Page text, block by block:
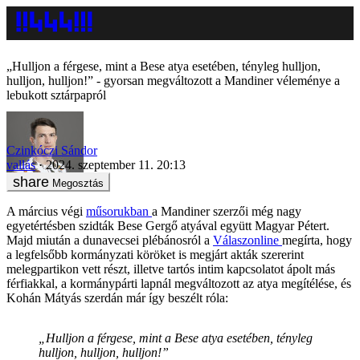
„Hulljon a férgese, mint a Bese atya esetében, tényleg hulljon,
hulljon, hulljon!” - gyorsan megváltozott a Mandiner véleménye a
lebukott sztárpapról
Czinkóczi Sándor
vallás
2024. szeptember 11. 20:13
Megosztás
A március végi műsorukban a Mandiner szerzői még nagy
egyetértésben szidták Bese Gergő atyával együtt Magyar Pétert.
Majd miután a dunavecsei plébánosról a Válaszonline megírta, hogy
a legfelsőbb kormányzati köröket is megjárt akták szererint
melegpartikon vett részt, illetve tartós intim kapcsolatot ápolt más
férfiakkal, a kormánypárti lapnál megváltozott az atya megítélése, és
Kohán Mátyás szerdán már így beszélt róla:
„Hulljon a férgese, mint a Bese atya esetében, tényleg
hulljon, hulljon, hulljon!”